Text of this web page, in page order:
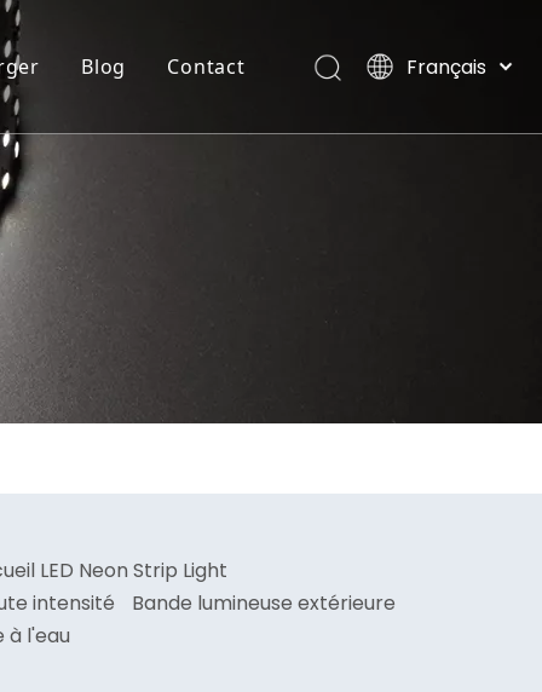
Blog Contact
Français
العربية
LED Neon Strip Light
intensité
Bande lumineuse extérieure
à l'eau